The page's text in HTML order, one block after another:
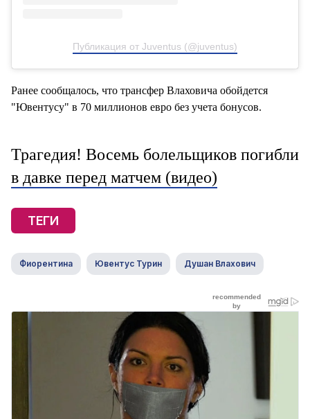
Публикация от Juventus (@juventus)
Ранее сообщалось, что трансфер Влаховича обойдется
"Ювентусу" в 70 миллионов евро без учета бонусов.
Трагедия! Восемь болельщиков погибли
в давке перед матчем (видео)
ТЕГИ
Фиорентина Ювентус Турин Душан Влахович